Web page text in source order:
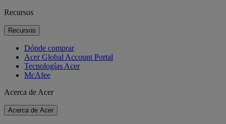
Recursos
Recursos
Dónde comprar
Acer Global Account Portal
Tecnologías Acer
McAfee
Acerca de Acer
Acerca de Acer